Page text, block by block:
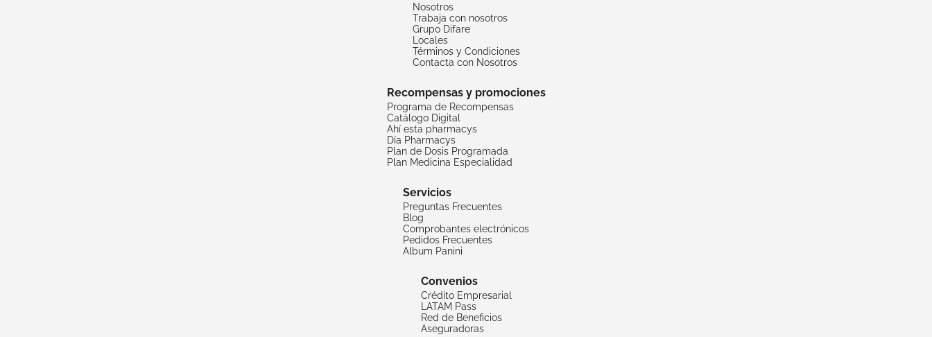
Nosotros
Trabaja con nosotros
Grupo Difare
Locales
Términos y Condiciones
Contacta con Nosotros
Recompensas y promociones
Programa de Recompensas
Catálogo Digital
Ahí esta pharmacys
Día Pharmacys
Plan de Dosis Programada
Plan Medicina Especialidad
Servicios
Preguntas Frecuentes
Blog
Comprobantes electrónicos
Pedidos Frecuentes
Album Panini
Convenios
Crédito Empresarial
LATAM Pass
Red de Beneficios
Aseguradoras